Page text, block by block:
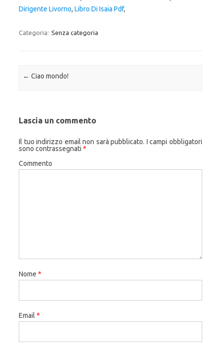
Dirigente Livorno, Libro Di Isaia Pdf,
Categoria: Senza categoria
Navigazione articolo
← Ciao mondo!
Lascia un commento
Il tuo indirizzo email non sarà pubblicato. I campi obbligatori
sono contrassegnati *
Commento
Nome *
Email *